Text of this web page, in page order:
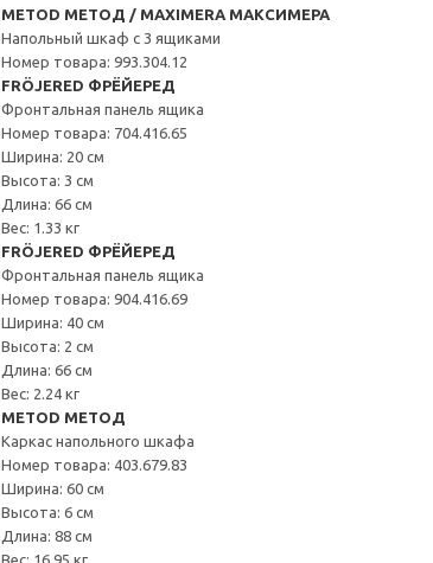
METOD МЕТОД / MAXIMERA МАКСИМЕРА
Напольный шкаф с 3 ящиками
Номер товара: 993.304.12
FRÖJERED ФРЁЙЕРЕД
Фронтальная панель ящика
Номер товара: 704.416.65
Ширина: 20 см
Высота: 3 см
Длина: 66 см
Вес: 1.33 кг
FRÖJERED ФРЁЙЕРЕД
Фронтальная панель ящика
Номер товара: 904.416.69
Ширина: 40 см
Высота: 2 см
Длина: 66 см
Вес: 2.24 кг
METOD МЕТОД
Каркас напольного шкафа
Номер товара: 403.679.83
Ширина: 60 см
Высота: 6 см
Длина: 88 см
Вес: 16.95 кг